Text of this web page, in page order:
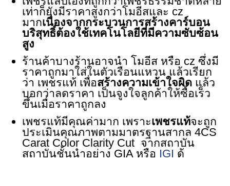
เท่าก็ยังมีราคาสูงกว่าโมอีสและ cz
มากเนื่องจากกระบวนการสร้างคาร์บอน
บริสุทธิ์ต้องใช้เทคโนโลยีที่มีความซับซ้อน
สูง
ร้านค้าบางร้านอาจนำ โมอีส หรือ cz ซึ่งมี
ราคาถูกมาใส่ในตัวเรือนแหวน แล้วเรียก
ว่า เพชรแท้ เพื่อสร้างความเข้าใจผิด แล้ว
บอกว่าลดราคา เป็นจูงใจลูกค้าให้ซื้อเร็ว
ขึ้นเมื่อราคาถูกลง
เพชรแท้มีคุณค่ามาก เพราะเพชรแท้จะถูก
ประเมินคุณภาพตามมาตรฐานสากล 4CS
Carat Color Clarity Cut จากสถาบัน
สถาบันชั้นนำอย่าง GIA หรือ IGI ด้